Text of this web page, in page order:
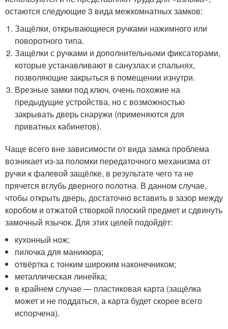
остаются следующие 3 вида межкомнатных замков:
Защёлки, открывающиеся ручками нажимного или
поворотного типа.
Защёлки с ручками и дополнительными фиксаторами,
которые устанавливают в санузлах и спальнях,
позволяющие закрыться в помещении изнутри.
Врезные замки под ключ, очень похожие на
предыдущие устройства, но с возможностью
закрывать дверь снаружи (применяются для
приватных кабинетов).
Чаще всего вне зависимости от вида замка проблема
возникает из-за поломки передаточного механизма от
ручки к фалевой защёлке, в результате чего та не
прячется вглубь дверного полотна. В данном случае,
чтобы открыть дверь, достаточно вставить в зазор между
коробом и отжатой створкой плоский предмет и сдвинуть
замочный язычок. Для этих целей подойдёт:
кухонный нож;
пилочка для маникюра;
отвёртка с тонким широким наконечником;
металлическая линейка;
в крайнем случае — пластиковая карта (защёлка
может и не поддаться, а карта будет скорее всего
испорчена).